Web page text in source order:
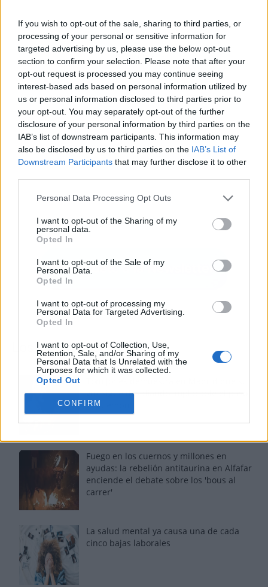
If you wish to opt-out of the sale, sharing to third parties, or
processing of your personal or sensitive information for
targeted advertising by us, please use the below opt-out
section to confirm your selection. Please note that after your
opt-out request is processed you may continue seeing
interest-based ads based on personal information utilized by
us or personal information disclosed to third parties prior to
your opt-out. You may separately opt-out of the further
disclosure of your personal information by third parties on the
IAB’s list of downstream participants. This information may
also be disclosed by us to third parties on the IAB’s List of
Downstream Participants that may further disclose it to other
Personal Data Processing Opt Outs
I want to opt-out of the Sharing of my
personal data.
Opted In
I want to opt-out of the Sale of my
Personal Data.
Opted In
I want to opt-out of processing my
Personal Data for Targeted Advertising.
Opted In
I want to opt-out of Collection, Use,
Retention, Sale, and/or Sharing of my
Personal Data that Is Unrelated with the
Purposes for which it was collected.
Opted Out
CONFIRM
Publicidad
Los más vistos
voz sigue desafiando implacable el paso
del tiempo
Fuego en los cuernos y millones en
ayudas: la rebelión antitaurina en Alfafar
enciende el debate sobre los 'bous al
carrer'
La salud mental ya causa una de cada
cinco bajas laborales